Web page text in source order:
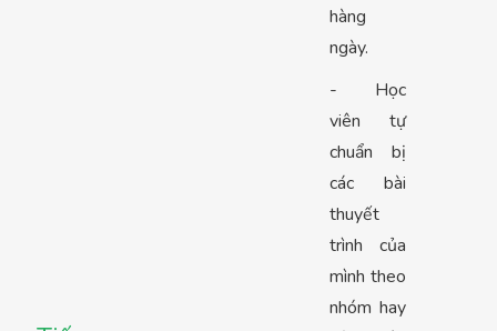
hàng
ngày.
- Học
viên tự
chuẩn bị
các bài
thuyết
trình của
mình theo
nhóm hay